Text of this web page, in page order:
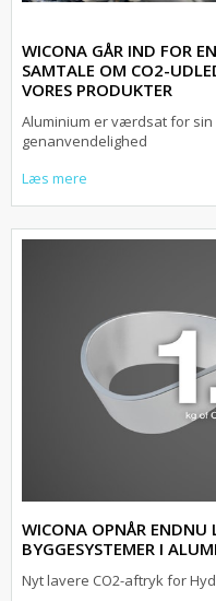
WICONA GÅR IND FOR
SAMTALE OM CO2-
VORES PRODUKTER
Aluminium er værdsat for
genanvendelighed
Læs mere
WICONA OPNÅR ENDNU
BYGGESYSTEMER I
Nyt lavere CO2-aftryk for